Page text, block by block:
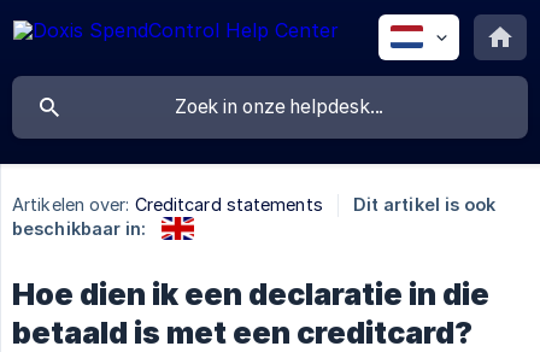
Artikelen over: Creditcard statements
Dit artikel is ook
beschikbaar in:
Hoe dien ik een declaratie in die
betaald is met een creditcard?